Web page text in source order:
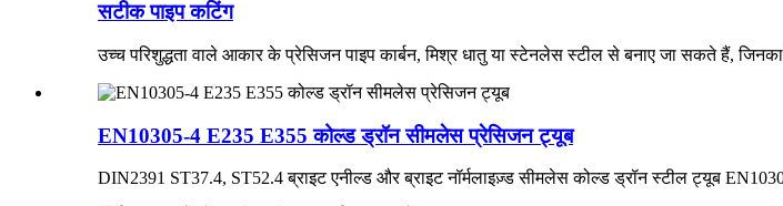
सटीक पाइप कटिंग
उच्च परिशुद्धता वाले आकार के प्रेसिजन पाइप कार्बन, मिश्र धातु या स्टेनलेस स्टील से बनाए जा सकते हैं, जिनका
EN10305-4 E235 E355 कोल्ड ड्रॉन सीमलेस प्रेसिजन ट्यूब
DIN2391 ST37.4, ST52.4 ब्राइट एनील्ड और ब्राइट नॉर्मलाइज़्ड सीमलेस कोल्ड ड्रॉन स्टील ट्यूब